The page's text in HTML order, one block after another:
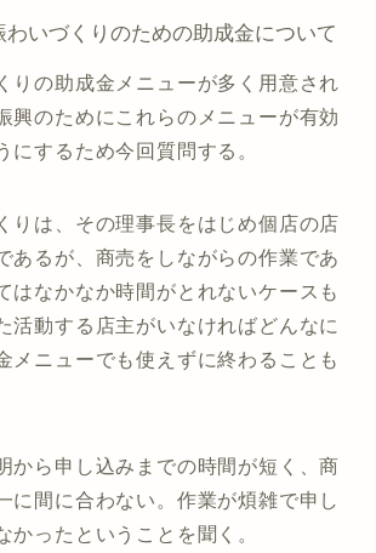
いづくりのための助成金について
りの助成金メニューが多く用意され
興のためにこれらのメニューが有効
にするため今回質問する。
りは、その理事長をはじめ個店の店
あるが、商売をしながらの作業であ
はなかなか時間がとれないケースも
活動する店主がいなければどんなに
メニューでも使えずに終わることも
から申し込みまでの時間が短く、商
に間に合わない。作業が煩雑で申し
かったということを聞く。